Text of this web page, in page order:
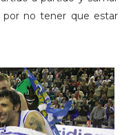
por no tener que estar